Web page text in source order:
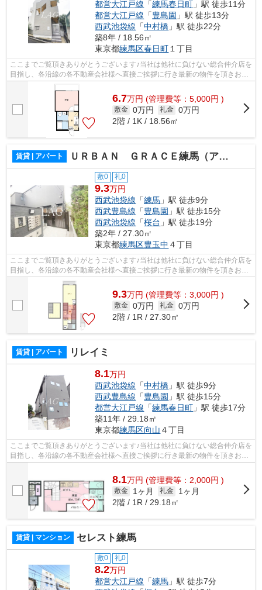
都営大江戸線 「練馬春日町 」駅 徒歩11分
都営大江戸線 「豊島園 」駅 徒歩13分
西武池袋線 「中村橋 」駅 徒歩22分
築8年 / 18.56㎡
東京都練馬区春日町１丁目
ここまでご覧頂きありがとうございます♪当社は他社に負けない総合仲介店を
目指し、各沿線の各不動産会社様へ直接ご挨拶に行き最新の物件を頂きお客
様へ提供しております！最新の情報は...
6.7万円 (管理費等：5,000円 )
敷金 0万円 礼金 0万円
2階 / 1K / 18.56㎡
賃貸 | アパート ＵＲＢＡＮ ＧＲＡＣＥ練馬（アーバングレイス）
敷0 礼0
9.3万円
西武池袋線 「練馬 」駅 徒歩9分
西武豊島線 「豊島園 」駅 徒歩15分
西武池袋線 「桜台 」駅 徒歩19分
築2年 / 27.30㎡
東京都練馬区豊玉中 ４丁目
ここまでご覧頂きありがとうございます♪当社は他社に負けない総合仲介店を
目指し、各沿線の各不動産会社様へ直接ご挨拶に行き最新の物件を頂きお客
様へ提供しております！最新の情報は...
9.3万円 (管理費等：3,000円 )
敷金 0万円 礼金 0万円
2階 / 1R / 27.30㎡
賃貸 | アパート リレイミ
8.1万円
西武池袋線 「中村橋 」駅 徒歩9分
西武豊島線 「豊島園 」駅 徒歩15分
都営大江戸線 「練馬春日町 」駅 徒歩17分
築11年 / 29.18㎡
東京都練馬区向山 ４丁目
ここまでご覧頂きありがとうございます♪当社は他社に負けない総合仲介店を
目指し、各沿線の各不動産会社様へ直接ご挨拶に行き最新の物件を頂きお客
8.1万円 (管理費等：2,000円 )
敷金 1ヶ月 礼金
1ヶ月
2階 / 1R / 29.18㎡
賃貸 | マンション セレスト練馬
敷0 礼0
8.2万円
都営大江戸線 「練馬 」駅 徒歩7分